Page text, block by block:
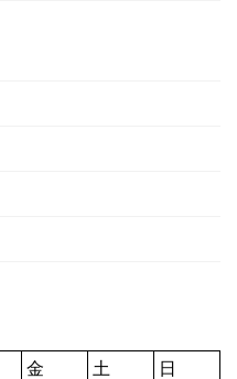
金 土
日